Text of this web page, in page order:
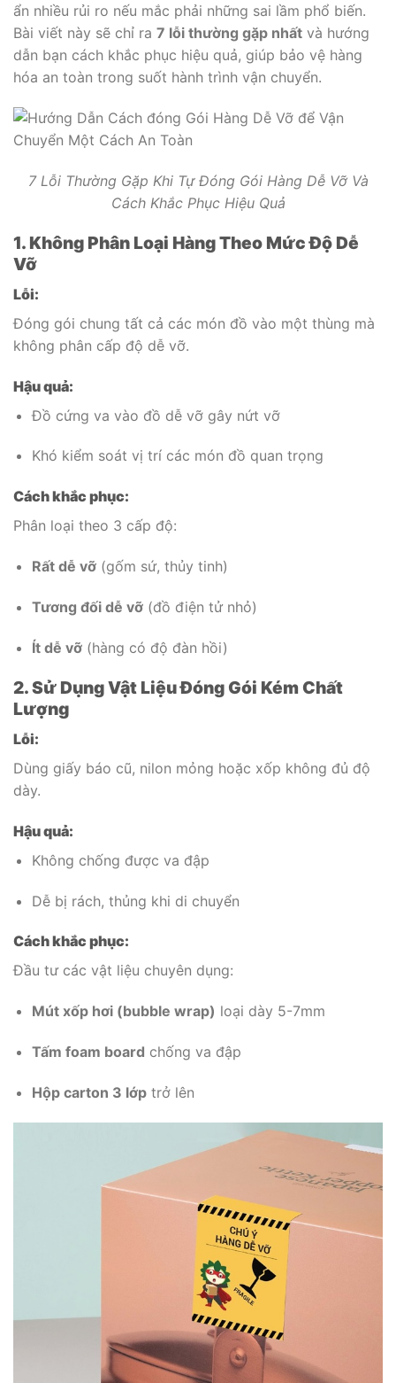
ẩn nhiều rủi ro nếu mắc phải những sai lầm phổ biến.
Bài viết này sẽ chỉ ra 7 lỗi thường gặp nhất và hướng
dẫn bạn cách khắc phục hiệu quả, giúp bảo vệ hàng
hóa an toàn trong suốt hành trình vận chuyển.
7 Lỗi Thường Gặp Khi Tự Đóng Gói Hàng Dễ Vỡ Và
Cách Khắc Phục Hiệu Quả
1. Không Phân Loại Hàng Theo Mức Độ Dễ
Vỡ
Lỗi:
Đóng gói chung tất cả các món đồ vào một thùng mà
không phân cấp độ dễ vỡ.
Hậu quả:
Đồ cứng va vào đồ dễ vỡ gây nứt vỡ
Khó kiểm soát vị trí các món đồ quan trọng
Cách khắc phục:
Phân loại theo 3 cấp độ:
Rất dễ vỡ(gốm sứ, thủy tinh)
Tương đối dễ vỡ(đồ điện tử nhỏ)
Ít dễ vỡ(hàng có độ đàn hồi)
2. Sử Dụng Vật Liệu Đóng Gói Kém Chất
Lượng
Lỗi:
Dùng giấy báo cũ, nilon mỏng hoặc xốp không đủ độ
dày.
Hậu quả:
Không chống được va đập
Dễ bị rách, thủng khi di chuyển
Cách khắc phục:
Đầu tư các vật liệu chuyên dụng:
Mút xốp hơi (bubble wrap) loại dày 5-7mm
Tấm foam board chống va đập
Hộp carton 3 lớptrở lên